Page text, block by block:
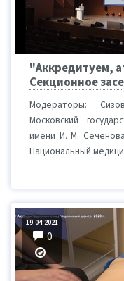
"Аккредитуем,
Секционное
Модераторы:
Московский
имени И. М.
Национальный
19.04.2021
0